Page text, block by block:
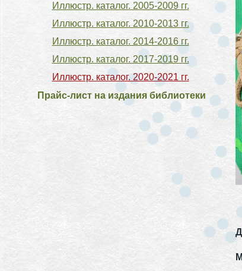
Д
Иллюстр. каталог. 2005-2009 гг.
Иллюстр. каталог. 2010-2013 гг.
Иллюстр. каталог. 2014-2016 гг.
Иллюстр. каталог. 2017-2019 гг.
Иллюстр. каталог. 2020-2021 гг.
Прайс-лист на издания библиотеки